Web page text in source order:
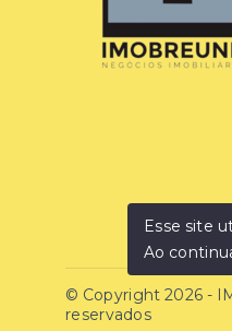
© Copyright 2026 -
reservados
Esse site
Ao